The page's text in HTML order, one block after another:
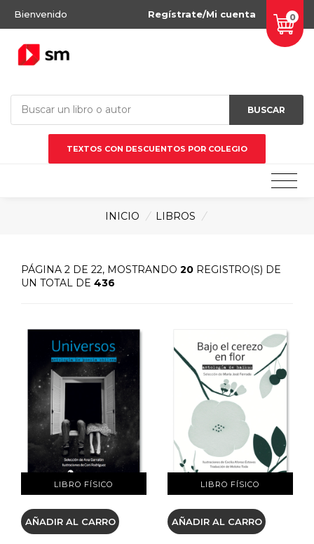
Bienvenido 0
Regístrate/Mi cuenta
BUSCAR
TEXTOS CON DESCUENTOS POR COLEGIO
INICIO / LIBROS /
PÁGINA 2 DE 22, MOSTRANDO 20 REGISTRO(S) DE
UN TOTAL DE 436
LIBRO FÍSICO
VER DETALLES
AÑADIR AL CARRO
LIBRO FÍSICO
VER DETALLES
AÑADIR AL CARRO